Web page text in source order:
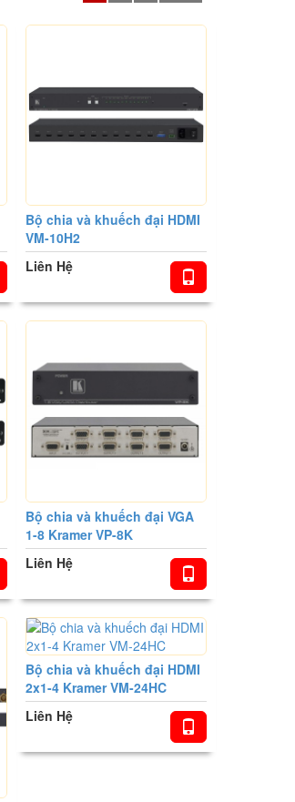
Bộ chia và khuếch đại HDMI
VM-10H2
Liên Hệ
Bộ chia và khuếch đại VGA
1-8 Kramer VP-8K
Liên Hệ
Bộ chia và khuếch đại HDMI
2x1-4 Kramer VM-24HC
Liên Hệ